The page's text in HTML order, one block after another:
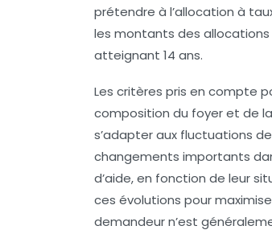
prétendre à l’allocation à
les montants des
atteignant 14 ans.
Les critères pris en compte
composition du foyeret de la
s’adapter aux fluctuations
changements importants
d’aide, en fonction de leur
ces évolutions pour
demandeur n’est